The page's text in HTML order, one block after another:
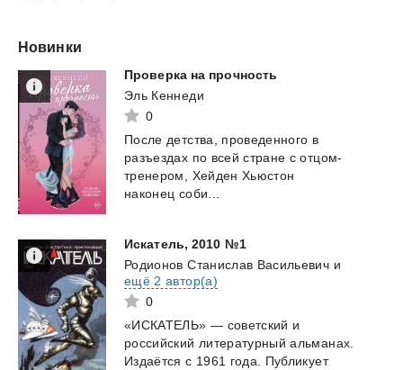
Новинки
Проверка на прочность
Эль Кеннеди
0
После детства, проведенного в
разъездах по всей стране с отцом-
тренером, Хейден Хьюстон
наконец соби...
Искатель, 2010 №1
Родионов Станислав Васильевич и
ещё 2 автор(а)
0
«ИСКАТЕЛЬ» — советский и
российский литературный альманах.
Издаётся с 1961 года. Публикует